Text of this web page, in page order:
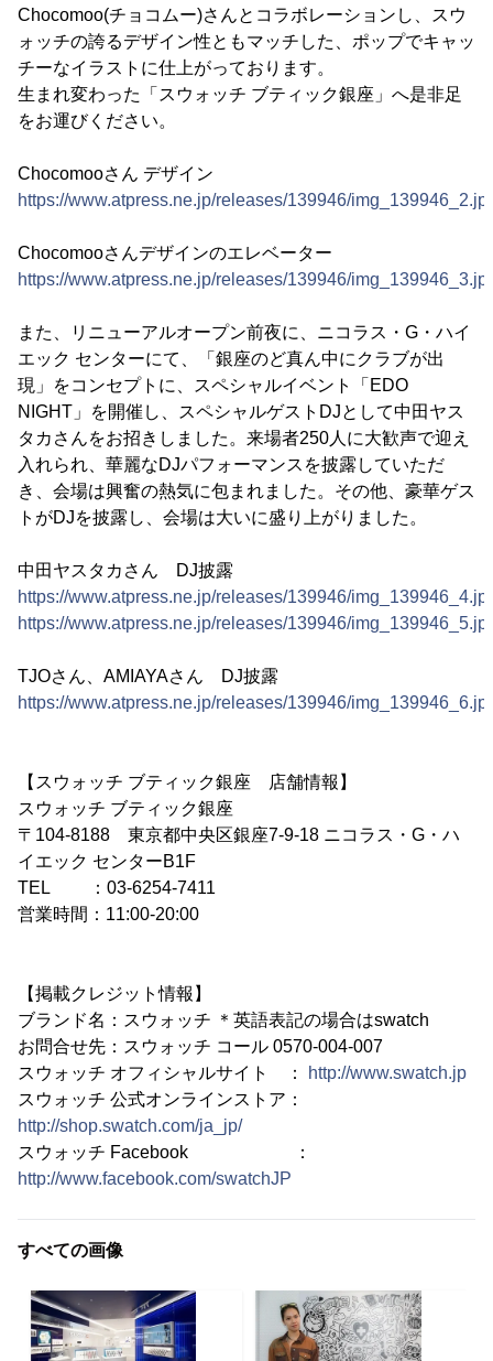
Chocomoo(チョコムー)さんとコラボレーションし、スウ
ォッチの誇るデザイン性ともマッチした、ポップでキャッ
チーなイラストに仕上がっております。
生まれ変わった「スウォッチ ブティック銀座」へ是非足
をお運びください。
Chocomooさん デザイン
https://www.atpress.ne.jp/releases/139946/
Chocomooさんデザインのエレベーター
https://www.atpress.ne.jp/releases/139946/
また、リニューアルオープン前夜に、ニコラス・G・ハイ
エック センターにて、「銀座のど真ん中にクラブが出
現」をコンセプトに、スペシャルイベント「EDO
NIGHT」を開催し、スペシャルゲストDJとして中田ヤス
タカさんをお招きしました。来場者250人に大歓声で迎え
入れられ、華麗なDJパフォーマンスを披露していただ
き、会場は興奮の熱気に包まれました。その他、豪華ゲス
トがDJを披露し、会場は大いに盛り上がりました。
中田ヤスタカさん DJ披露
https://www.atpress.ne.jp/releases/139946/
https://www.atpress.ne.jp/releases/139946/
TJOさん、AMIAYAさん DJ披露
https://www.atpress.ne.jp/releases/139946/
【スウォッチ ブティック銀座 店舗情報】
スウォッチ ブティック銀座
〒104-8188 東京都中央区銀座7-9-18 ニコラス・G・ハ
イエック センターB1F
TEL ：03-6254-7411
営業時間：11:00-20:00
【掲載クレジット情報】
ブランド名：スウォッチ ＊英語表記の場合はswatch
お問合せ先：スウォッチ コール 0570-004-007
スウォッチ オフィシャルサイト ：
http://www.swatch.jp
スウォッチ 公式オンラインストア：
http://shop.swatch.com/ja_jp/
スウォッチ Facebook ：
http://www.facebook.com/swatchJP
すべての画像